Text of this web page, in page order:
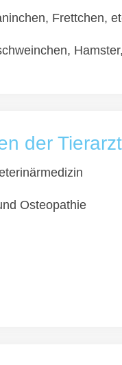
Frettchen,
der
Osteopathie